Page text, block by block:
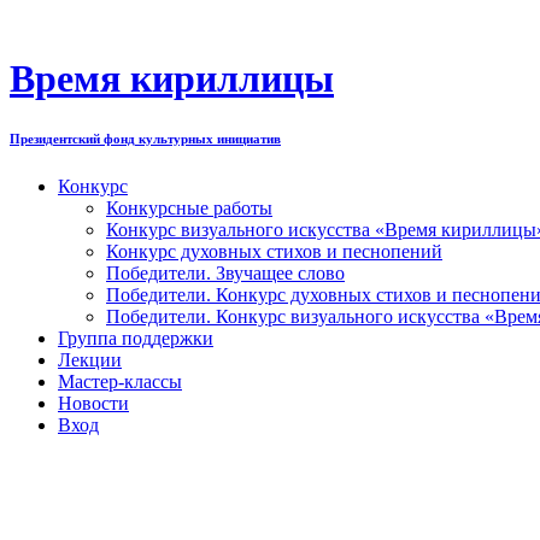
содержимому
Время кириллицы
Президентский фонд культурных инициатив
Конкурс
Конкурсные работы
Конкурс визуального искусства «Время
Конкурс духовных стихов и песнопений
Победители. Звучащее слово
Победители. Конкурс духовных стихов и
Победители. Конкурс визуального искусства
Группа поддержки
Лекции
Мастер-классы
Новости
Вход